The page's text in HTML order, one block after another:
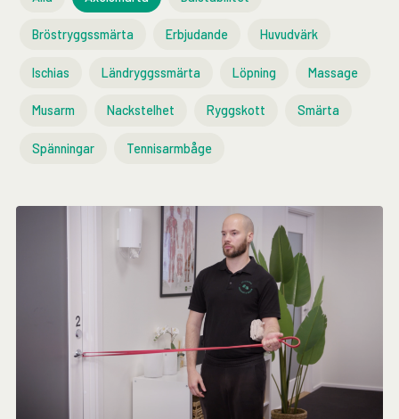
Bröstryggssmärta Erbjudande Huvudvärk
Ischias Ländryggssmärta Löpning Massage
Musarm Nackstelhet Ryggskott Smärta
Spänningar Tennisarmbåge